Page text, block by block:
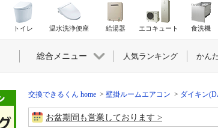
交換できるくん home 壁掛ルームエアコン ダイキン
お盆期間も営業しております
トイレ 温水洗浄便座 給湯器 エコキュート 食洗機
総合メニュー 人気ランキング かん